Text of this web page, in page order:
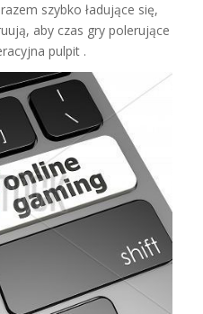
szybko ładujące się,
aby czas gry polerujące
pulpit .